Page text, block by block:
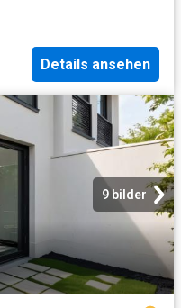
Details ansehen
9 bilder